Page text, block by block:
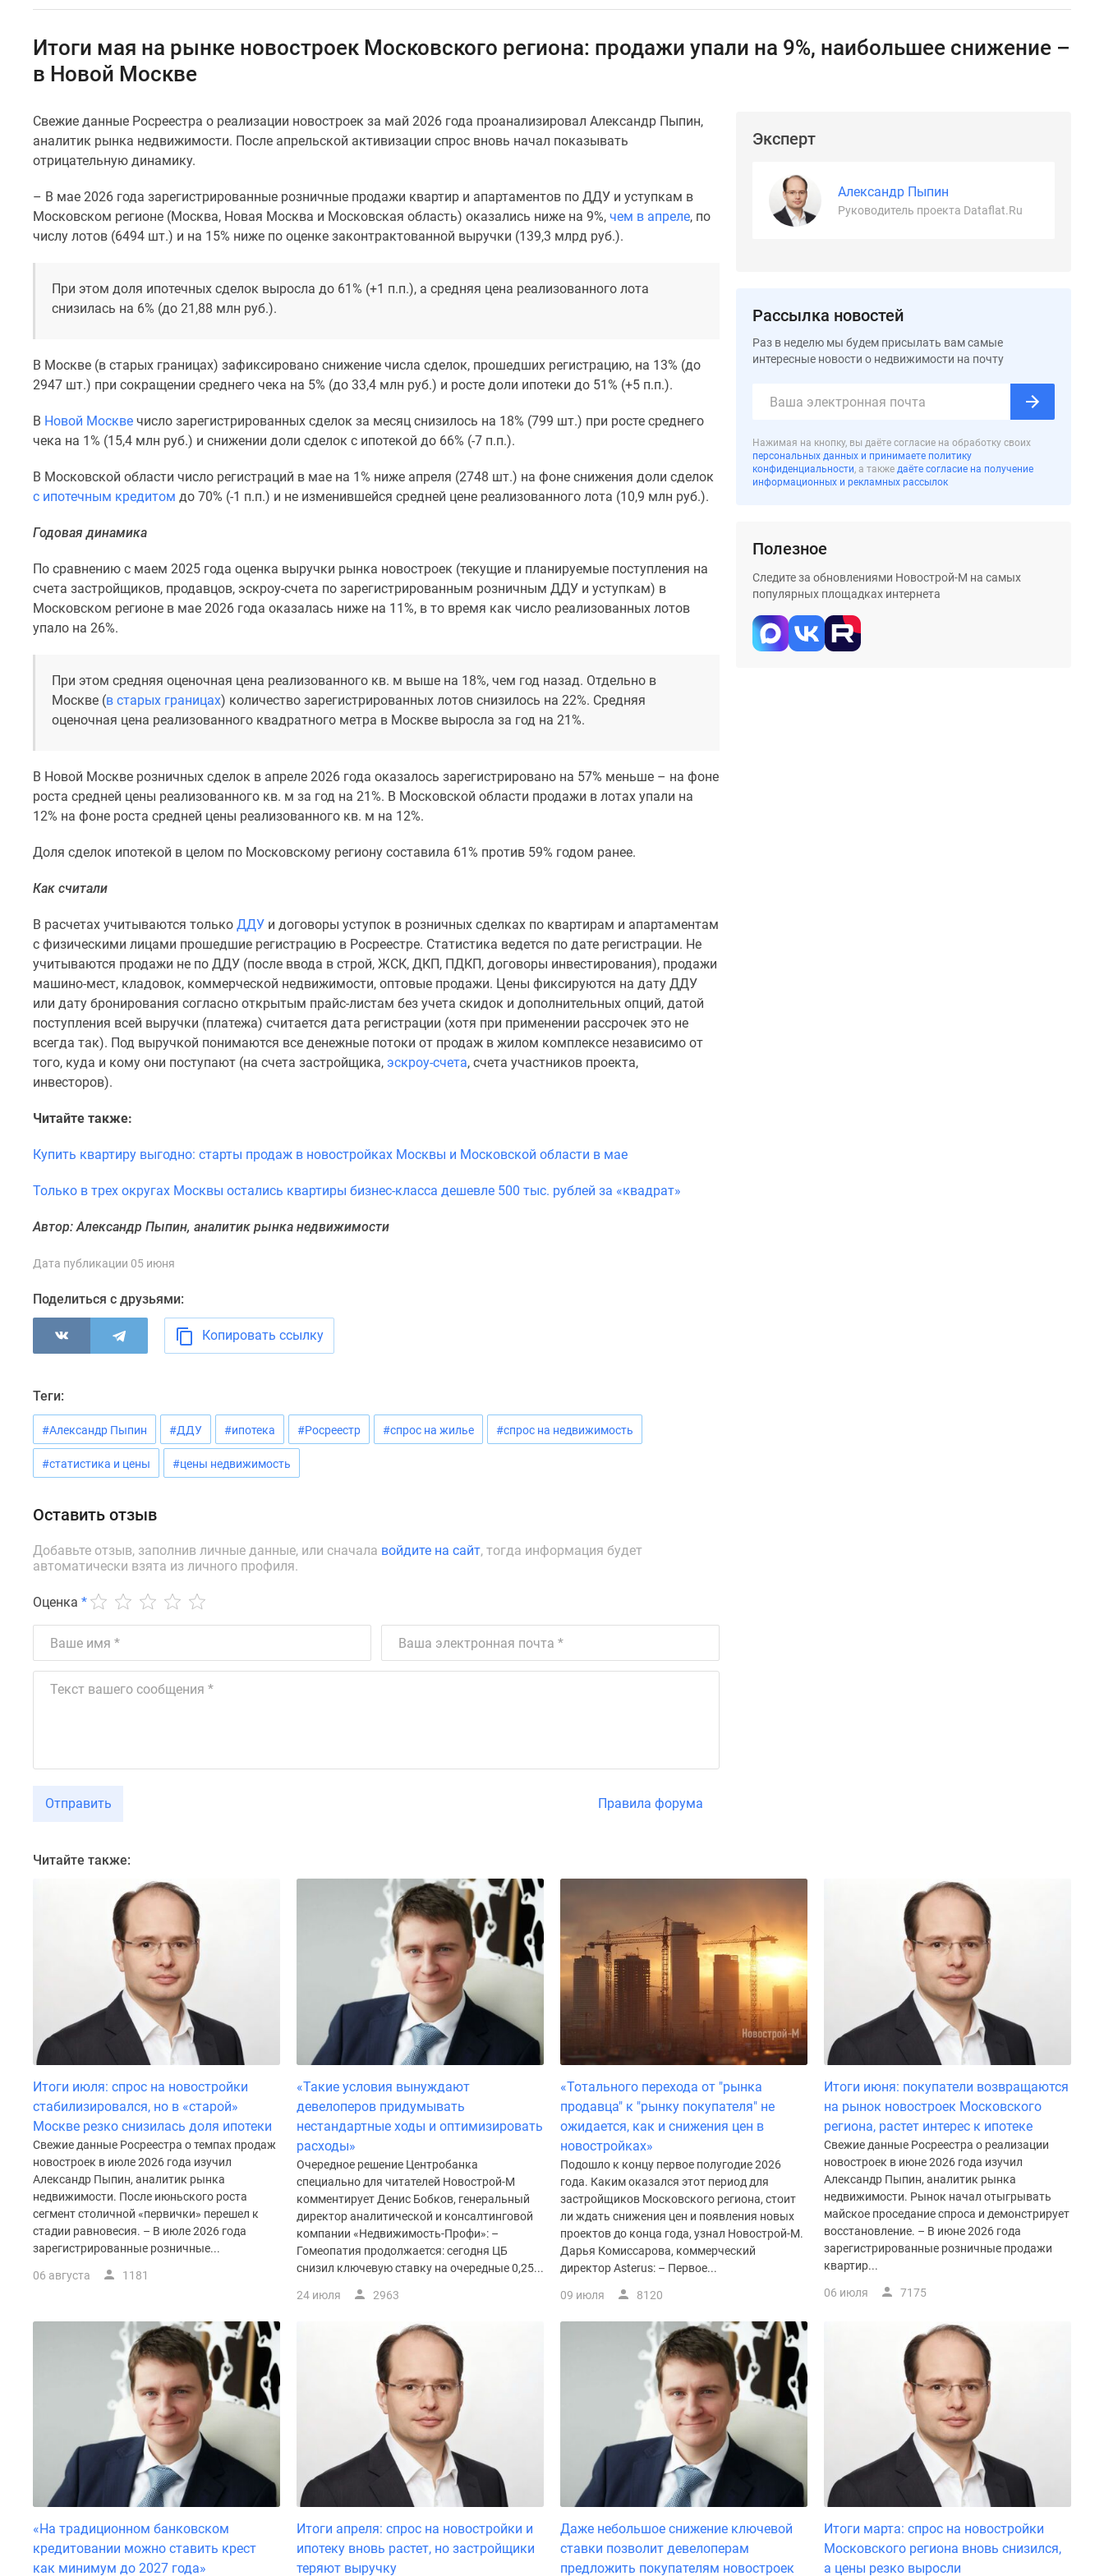
помещения
Продавцы
Панорамы
Видеообзор
новостроек
новостроек
Экология
Подмосковья
комнатные
комнатные
Ипотечный
Семейная
ипотека
ипотека
программы
Медиа
Новости
недвижимости
эксперта
Аналитика
Покупателю
Экспертиза
проекте
Реклама
Машино-
Апартаменты
#траншевая
ипотека
#рассрочка
ипотека
Квартиры
новостроек
Субсидированная
Rutube
Москве
реновации
премиум-
класса
Новостройки
бизнес-
Рассрочка
ипотека
коттеджи
Новой
Готовые
коттеджные
Итоги мая на рынке новостроек Московского региона: продажи упали на 9%, наибольшее снижение –
в Новой Москве
Свежие данные Росреестра о реализации новостроек за май 2026 года проанализировал Александр Пыпин,
аналитик рынка недвижимости. После апрельской активизации спрос вновь начал показывать
отрицательную динамику.
– В мае 2026 года зарегистрированные розничные продажи квартир и апартаментов по ДДУ и уступкам в
Московском регионе (Москва, Новая Москва и Московская область) оказались ниже на 9%, чем в апреле, по
числу лотов (6494 шт.) и на 15% ниже по оценке законтрактованной выручки (139,3 млрд руб.).
При этом доля ипотечных сделок выросла до 61% (+1 п.п.), а средняя цена реализованного лота
снизилась на 6% (до 21,88 млн руб.).
В Москве (в старых границах) зафиксировано снижение числа сделок, прошедших регистрацию, на 13% (до
2947 шт.) при сокращении среднего чека на 5% (до 33,4 млн руб.) и росте доли ипотеки до 51% (+5 п.п.).
В Новой Москве число зарегистрированных сделок за месяц снизилось на 18% (799 шт.) при росте среднего
чека на 1% (15,4 млн руб.) и снижении доли сделок с ипотекой до 66% (-7 п.п.).
В Московской области число регистраций в мае на 1% ниже апреля (2748 шт.) на фоне снижения доли сделок
с ипотечным кредитом до 70% (-1 п.п.) и не изменившейся средней цене реализованного лота (10,9 млн руб.).
Годовая динамика
По сравнению с маем 2025 года оценка выручки рынка новостроек (текущие и планируемые поступления на
счета застройщиков, продавцов, эскроу-счета по зарегистрированным розничным ДДУ и уступкам) в
Московском регионе в мае 2026 года оказалась ниже на 11%, в то время как число реализованных лотов
упало на 26%.
При этом средняя оценочная цена реализованного кв. м выше на 18%, чем год назад. Отдельно в
Москве (в старых границах) количество зарегистрированных лотов снизилось на 22%. Средняя
оценочная цена реализованного квадратного метра в Москве выросла за год на 21%.
В Новой Москве розничных сделок в апреле 2026 года оказалось зарегистрировано на 57% меньше – на фоне
роста средней цены реализованного кв. м за год на 21%. В Московской области продажи в лотах упали на
12% на фоне роста средней цены реализованного кв. м на 12%.
Доля сделок ипотекой в целом по Московскому региону составила 61% против 59% годом ранее.
Как считали
В расчетах учитываются только ДДУ и договоры уступок в розничных сделках по квартирам и апартаментам
с физическими лицами прошедшие регистрацию в Росреестре. Статистика ведется по дате регистрации. Не
учитываются продажи не по ДДУ (после ввода в строй, ЖСК, ДКП, ПДКП, договоры инвестирования), продажи
машино-мест, кладовок, коммерческой недвижимости, оптовые продажи. Цены фиксируются на дату ДДУ
или дату бронирования согласно открытым прайс-листам без учета скидок и дополнительных опций, датой
поступления всей выручки (платежа) считается дата регистрации (хотя при применении рассрочек это не
всегда так). Под выручкой понимаются все денежные потоки от продаж в жилом комплексе независимо от
того, куда и кому они поступают (на счета застройщика, эскроу-счета, счета участников проекта,
инвесторов).
Читайте также:
Купить квартиру выгодно: старты продаж в новостройках Москвы и Московской области в мае
Только в трех округах Москвы остались квартиры бизнес-класса дешевле 500 тыс. рублей за «квадрат»
Автор: Александр Пыпин, аналитик рынка недвижимости
Дата публикации 05 июня
Поделиться с друзьями:
Копировать ссылку
Теги:
#Александр Пыпин #ДДУ #ипотека #Росреестр #спрос на жилье #спрос на недвижимость
#статистика и цены #цены недвижимость
Оставить отзыв
Добавьте отзыв, заполнив личные данные, или сначала войдите на сайт, тогда информация будет
автоматически взята из личного профиля.
Оценка *
Отправить Правила форума
Эксперт
Александр Пыпин
Руководитель проекта Dataflat.Ru
Рассылка новостей
Раз в неделю мы будем присылать вам самые
интересные новости о недвижимости на почту
Нажимая на кнопку, вы даёте согласие на обработку своих
персональных данных и принимаете политику
конфиденциальности, а также даёте согласие на получение
информационных и рекламных рассылок
Полезное
Следите за обновлениями Новострой-М на самых
популярных площадках интернета
Читайте также:
Итоги июля: спрос на новостройки
стабилизировался, но в «старой»
Москве резко снизилась доля ипотеки
Свежие данные Росреестра о темпах продаж
новостроек в июле 2026 года изучил
Александр Пыпин, аналитик рынка
недвижимости. После июньского роста
сегмент столичной «первички» перешел к
стадии равновесия. – В июле 2026 года
зарегистрированные розничные...
06 августа 1181
«Такие условия вынуждают
девелоперов придумывать
нестандартные ходы и оптимизировать
расходы»
Очередное решение Центробанка
специально для читателей Новострой-М
комментирует Денис Бобков, генеральный
директор аналитической и консалтинговой
компании «Недвижимость-Профи»: –
Гомеопатия продолжается: сегодня ЦБ
снизил ключевую ставку на очередные 0,25...
24 июля 2963
«Тотального перехода от "рынка
продавца" к "рынку покупателя" не
ожидается, как и снижения цен в
новостройках»
Подошло к концу первое полугодие 2026
года. Каким оказался этот период для
застройщиков Московского региона, стоит
ли ждать снижения цен и появления новых
проектов до конца года, узнал Новострой-М.
Дарья Комиссарова, коммерческий
директор Asterus: – Первое...
09 июля 8120
Итоги июня: покупатели возвращаются
на рынок новостроек Московского
региона, растет интерес к ипотеке
Свежие данные Росреестра о реализации
новостроек в июне 2026 года изучил
Александр Пыпин, аналитик рынка
недвижимости. Рынок начал отыгрывать
майское проседание спроса и демонстрирует
восстановление. – В июне 2026 года
зарегистрированные розничные продажи
квартир...
06 июля 7175
«На традиционном банковском
кредитовании можно ставить крест
как минимум до 2027 года»
Итоги апреля: спрос на новостройки и
ипотеку вновь растет, но застройщики
теряют выручку
Даже небольшое снижение ключевой
ставки позволит девелоперам
предложить покупателям новостроек
Итоги марта: спрос на новостройки
Московского региона вновь снизился,
а цены резко выросли